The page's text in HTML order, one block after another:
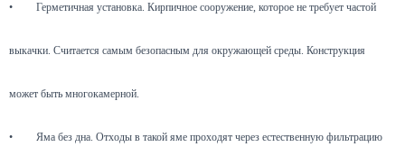
• Герметичная установка. Кирпичное сооружение, которое не требует частой
выкачки. Считается самым безопасным для окружающей среды. Конструкция
может быть многокамерной.
• Яма без дна. Отходы в такой яме проходят через естественную фильтрацию